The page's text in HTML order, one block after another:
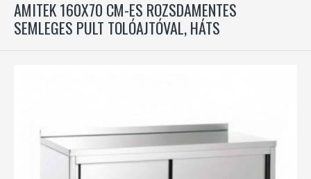
AMITEK 160X70 CM-ES ROZSDAMENTES
SEMLEGES PULT TOLÓAJTÓVAL, HÁTS